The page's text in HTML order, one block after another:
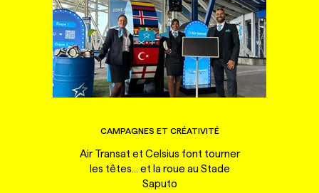
CAMPAGNES ET CRÉATIVITÉ
Air Transat et Celsius font tourner
les têtes... et la roue au Stade
Saputo